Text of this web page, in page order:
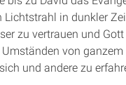
Lichtstrahl in dunkler
zu vertrauen und
von ganzem
und andere zu